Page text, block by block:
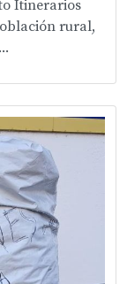
Itinerarios
rural,